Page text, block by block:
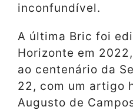
inconfundível.
A última Bric foi
Horizonte em
ao centenário da
22, com um artigo
Augusto de